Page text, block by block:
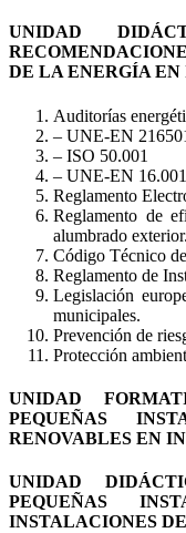
UNIDAD
DE LA ENERGÍA
Auditorías
– UNE-EN
– ISO 50.001
– UNE-EN 16.001
Reglamento
Reglamento de
alumbrado exterior.
Código Técnico
Reglamento de
Legislación
municipales.
Prevención de
Protección
UNIDAD
PEQUEÑAS
RENOVABLES EN
UNIDAD
PEQUEÑAS
INSTALACIONES